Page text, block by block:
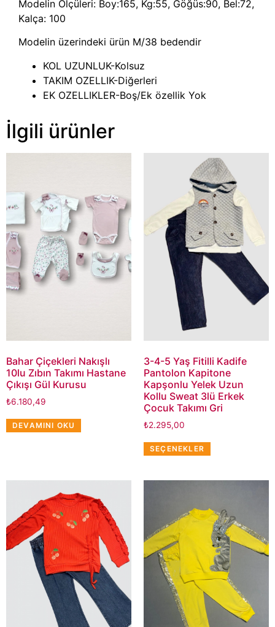
Modelin Ölçüleri: Boy:165, Kg:55, Göğüs:90, Bel:72,
Kalça: 100
Modelin üzerindeki ürün M/38 bedendir
KOL UZUNLUK-Kolsuz
TAKIM OZELLIK-Diğerleri
EK OZELLIKLER-Boş/Ek özellik Yok
İlgili ürünler
Bahar Çiçekleri Nakışlı
10lu Zıbın Takımı Hastane
Çıkışı Gül Kurusu
₺6.180,49
DEVAMINI OKU
3-4-5 Yaş Fitilli Kadife
Pantolon Kapitone
Kapşonlu Yelek Uzun
Kollu Sweat 3lü Erkek
Çocuk Takımı Gri
₺2.295,00
SEÇENEKLER